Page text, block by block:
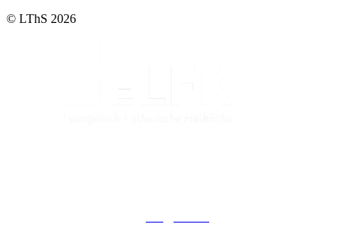
© LThS 2026